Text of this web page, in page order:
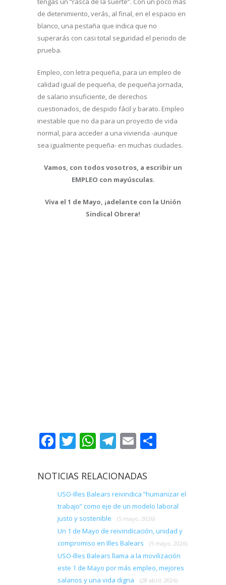
de detenimiento, verás, al final, en el espacio en
blanco, una pestaña que indica que no
superarás con casi total seguridad el periodo de
prueba.
Empleo, con letra pequeña, para un empleo de
calidad igual de pequeña, de pequeña jornada,
de salario insuficiente, de derechos
cuestionados, de despido fácil y barato. Empleo
inestable que no da para un proyecto de vida
normal, para acceder a una vivienda -aunque
sea igualmente pequeña- en muchas ciudades.
Vamos, con todos vosotros, a escribir un
EMPLEO con mayúsculas.
Viva el 1 de Mayo, ¡adelante con la Unión
Sindical Obrera!
Facebook
Twitter
WhatsApp
Telegram
Email
NOTICIAS RELACIONADAS
USO-Illes Balears reivindica “humanizar el
trabajo” como eje de un modelo laboral
justo y sostenible
(5 mayo, 2026)
Un 1 de Mayo de reivindicación, unidad y
compromiso en Illes Balears
(5 mayo, 2026)
USO-Illes Balears llama a la movilización
este 1 de Mayo por más empleo, mejores
salarios y una vida digna
(28 abril, 2026)